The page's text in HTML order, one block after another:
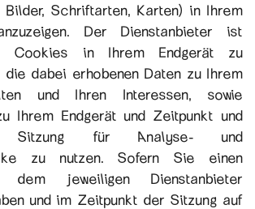
Bilder, Schriftarten, Karten) in Ihrem
Der Dienstanbieter ist
Cookies in Ihrem Endgerät zu
die dabei erhobenen Daten zu Ihrem
und Ihren Interessen, sowie
Ihrem Endgerät und Zeitpunkt und
Sitzung für Analyse- und
zu nutzen. Sofern Sie einen
jeweiligen Dienstanbieter
und im Zeitpunkt der Sitzung auf